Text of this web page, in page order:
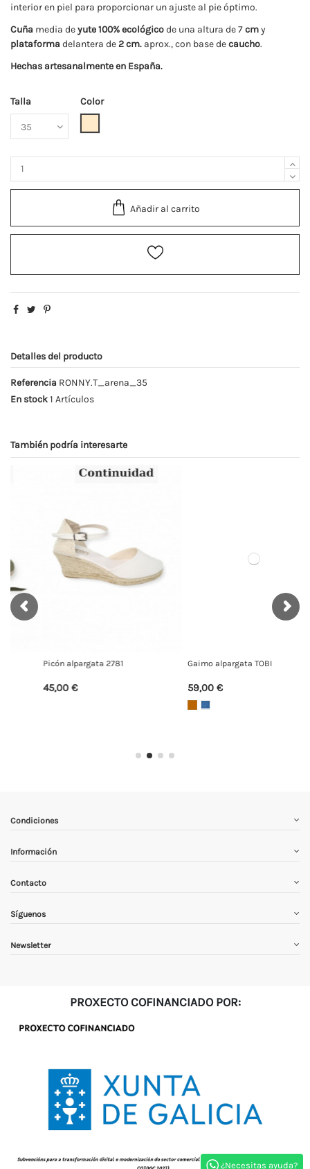
¿Necesitas ayuda?
interior en piel para proporcionar un ajuste al pie óptimo.
Cuña media deyute 100% ecológicode una altura de 7cmy
plataforma delantera de 2 cm. aprox., con base decaucho.
Hechas artesanalmente en España.
Talla
Color
Añadir al carrito
Detalles del producto
Referencia RONNY.T_arena_35
En stock1 Artículos
También podría interesarte
Gaimo alpargata TOBI
59,00 €
Picón alpargata 27280
59,00 €
Condiciones
Información
Contacto
Síguenos
Newsletter
PROXECTO COFINANCIADO POR: